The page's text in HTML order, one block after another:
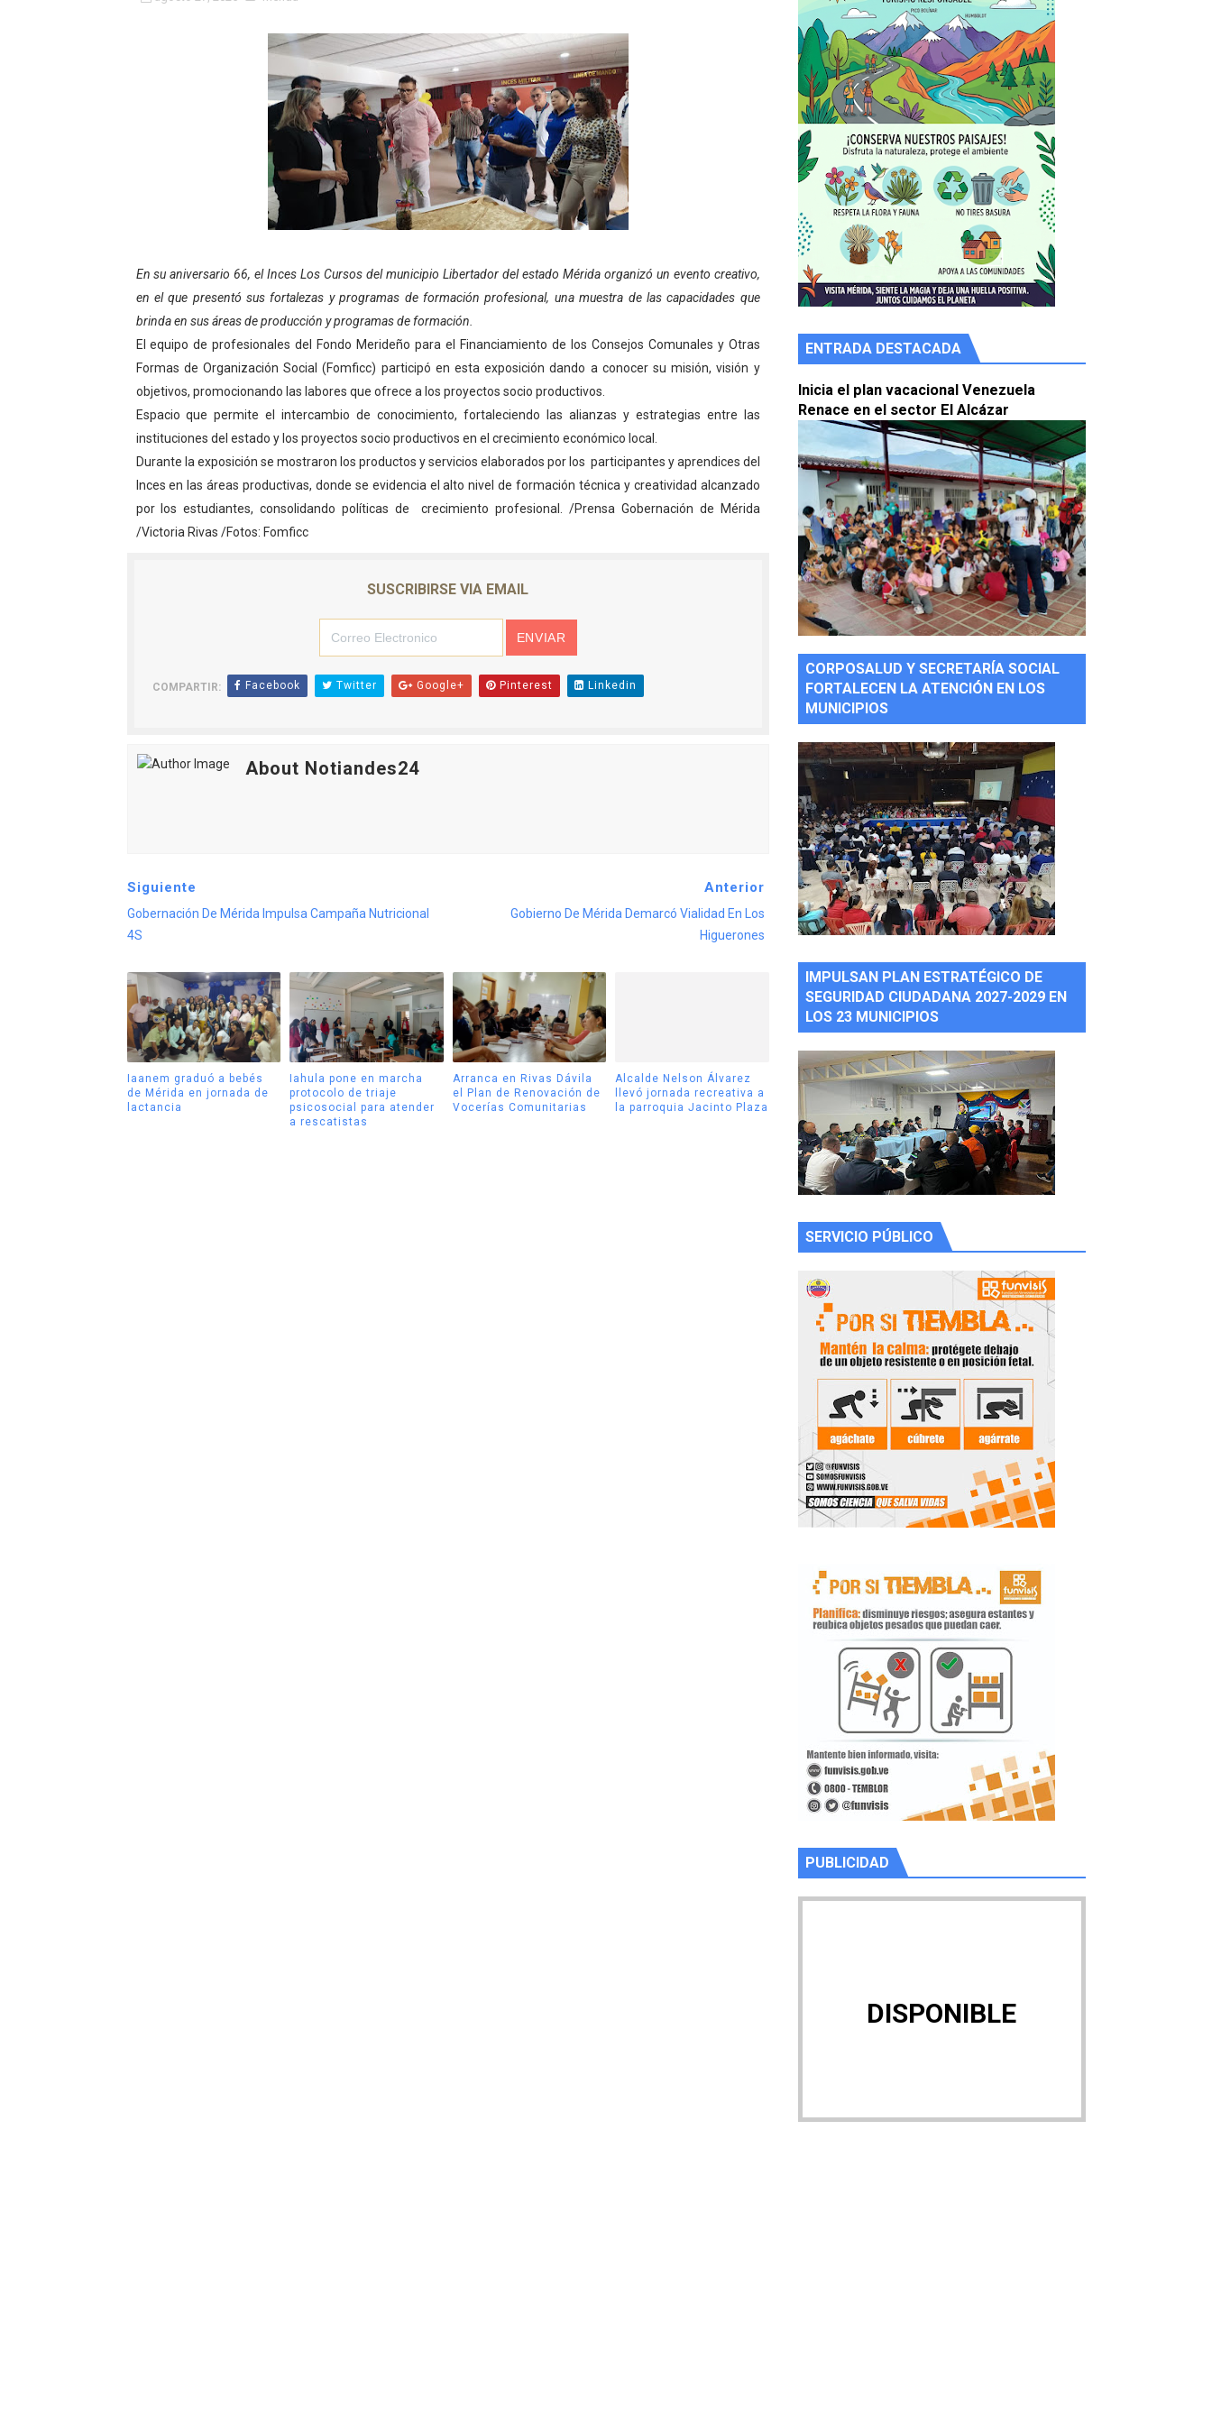
INN-Mérida celebró el Lacto grado para promover el inicio de una vida saludable
Impulsan plan estratégico de seguridad ciudadana 2027-2029 en los 23 municipios
Mérida impulsa desarrollo económico con taller de marcas y patentes
Fomficc consolida alianzas e impulsa la economía comunal en Mérida
Niños de Estudiantes de Mérida sembraron 110 árboles en su sede
Corposalud y Secretaría Social fortalecen la atención en los municipios
Inicia el plan vacacional Venezuela Renace en el sector El Alcázar
Entregan planta eléctrica para fortalecer la atención sanitaria en Ejido
Expertos inspeccionan espacios del OAN para la instalación del detector Cherenkov de agua
Dictan MasterClass en el marco del Encuentro LAGO Venezuela, edición Mérida
Campo Elías avanza con plan de asfaltado
Encuentro estadal fortalece la coordinación de políticas sociales en Mérida
Plan Quirúrgico Regional llega a Pueblo Llano con la activación de dos quirófanos
En su aniversario 66, el Inces Los Cursos del municipio Libertador del estado Mérida organizó un evento creativo,
en el que presentó sus fortalezas y programas de formación profesional, una muestra de las capacidades que
brinda en sus áreas de producción y programas de formación.
El equipo de profesionales del Fondo Merideño para el Financiamiento de los Consejos Comunales y Otras
Formas de Organización Social (Fomficc) participó en esta exposición dando a conocer su misión, visión y
objetivos, promocionando las labores que ofrece a los proyectos socio productivos.
Espacio que permite el intercambio de conocimiento, fortaleciendo las alianzas y estrategias entre las
instituciones del estado y los proyectos socio productivos en el crecimiento económico local.
Durante la exposición se mostraron los productos y servicios elaborados por los participantes y aprendices del
Inces en las áreas productivas, donde se evidencia el alto nivel de formación técnica y creatividad alcanzado
por los estudiantes, consolidando políticas de crecimiento profesional. /Prensa Gobernación de Mérida
/Victoria Rivas /Fotos: Fomficc
SUSCRIBIRSE VIA EMAIL
COMPARTIR: Facebook Twitter Google+ Pinterest Linkedin
About Notiandes24
Siguiente
Gobernación De Mérida Impulsa Campaña Nutricional
4S
Anterior
Gobierno De Mérida Demarcó Vialidad En Los
Higuerones
Iaanem graduó a bebés
de Mérida en jornada de
lactancia
Iahula pone en marcha
protocolo de triaje
psicosocial para atender
a rescatistas
Arranca en Rivas Dávila
el Plan de Renovación de
Vocerías Comunitarias
Alcalde Nelson Álvarez
llevó jornada recreativa a
la parroquia Jacinto Plaza
ENTRADA DESTACADA
Inicia el plan vacacional Venezuela
Renace en el sector El Alcázar
CORPOSALUD Y SECRETARÍA SOCIAL
FORTALECEN LA ATENCIÓN EN LOS
MUNICIPIOS
IMPULSAN PLAN ESTRATÉGICO DE
SEGURIDAD CIUDADANA 2027-2029 EN
LOS 23 MUNICIPIOS
SERVICIO PÚBLICO
PUBLICIDAD
DISPONIBLE